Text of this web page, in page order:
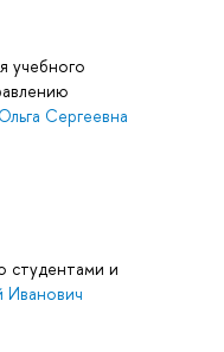
учебного
Сергеевна
студентами и
Иванович